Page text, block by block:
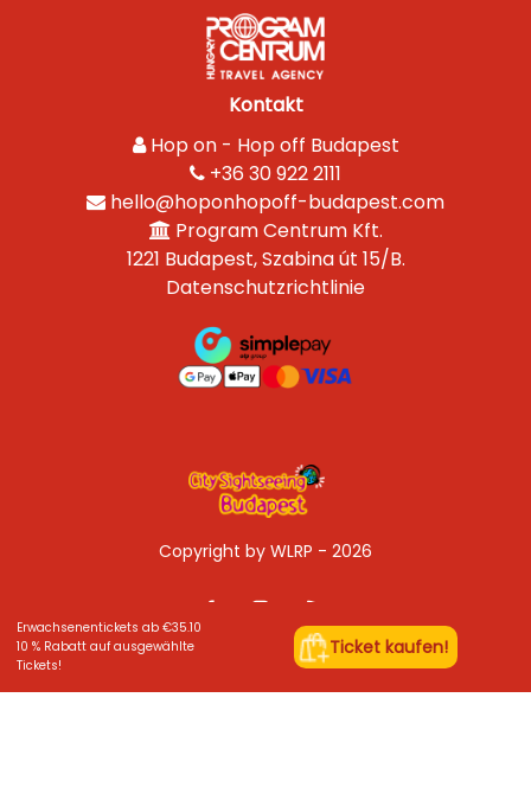
Kontakt
Hop on - Hop off Budapest
+36 30 922 2111
hello@hoponhopoff-budapest.com
Program Centrum Kft.
1221 Budapest, Szabina út 15/B.
Datenschutzrichtlinie
Copyright by WLRP - 2026
Erwachsenentickets ab €35.10
10 % Rabatt auf ausgewählte
Tickets!
Ticket kaufen!